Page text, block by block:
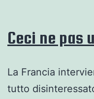
Ceci ne pas
La Francia
tutto